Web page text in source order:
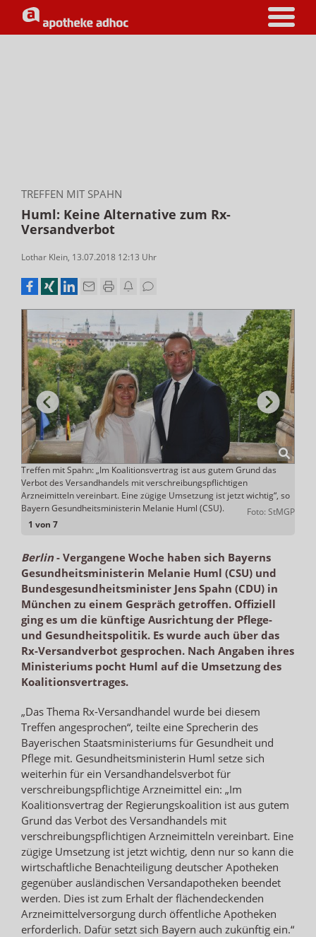
TREFFEN MIT SPAHN
Huml: Keine Alternative zum Rx-
Versandverbot
Lothar Klein, 13.07.2018 12:13 Uhr
1 von 7
Treffen mit Spahn: „Im Koalitionsvertrag ist aus gutem Grund das
Verbot des Versandhandels mit verschreibungspflichtigen
Arzneimitteln vereinbart. Eine zügige Umsetzung ist jetzt wichtig“, so
Bayern Gesundheitsministerin Melanie Huml (CSU).
Foto: StMGP
Berlin- Vergangene Woche haben sich Bayerns
Gesundheitsministerin Melanie Huml (CSU) und
Bundesgesundheitsminister Jens Spahn (CDU) in
München zu einem Gespräch getroffen. Offiziell
ging es um die künftige Ausrichtung der Pflege-
und Gesundheitspolitik. Es wurde auch über das
Rx-Versandverbot gesprochen. Nach Angaben ihres
Ministeriums pocht Huml auf die Umsetzung des
Koalitionsvertrages.
„Das Thema Rx-Versandhandel wurde bei diesem
Treffen angesprochen“, teilte eine Sprecherin des
Bayerischen Staatsministeriums für Gesundheit und
Pflege mit. Gesundheitsministerin Huml setze sich
weiterhin für ein Versandhandelsverbot für
verschreibungspflichtige Arzneimittel ein: „Im
Koalitionsvertrag der Regierungskoalition ist aus gutem
Grund das Verbot des Versandhandels mit
verschreibungspflichtigen Arzneimitteln vereinbart. Eine
zügige Umsetzung ist jetzt wichtig, denn nur so kann die
wirtschaftliche Benachteiligung deutscher Apotheken
gegenüber ausländischen Versandapotheken beendet
werden. Dies ist zum Erhalt der flächendeckenden
Arzneimittelversorgung durch öffentliche Apotheken
erforderlich. Dafür setzt sich Bayern auch zukünftig ein.“